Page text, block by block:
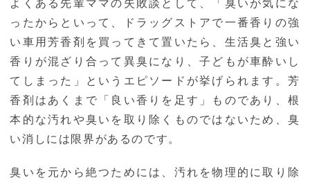
よくある先輩ママの失敗談として、「臭いが気にな
ったからといって、ドラッグストアで一番香りの強
い車用芳香剤を買ってきて置いたら、生活臭と強い
香りが混ざり合って異臭になり、子どもが車酔いし
てしまった」というエピソードが挙げられます。芳
香剤はあくまで「良い香りを足す」ものであり、根
本的な汚れや臭いを取り除くものではないため、臭
い消しには限界があるのです。
臭いを元から絶つためには、汚れを物理的に取り除